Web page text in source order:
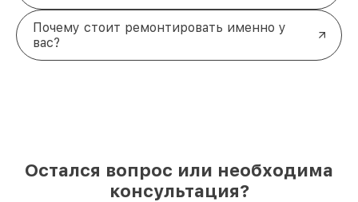
Почему стоит ремонтировать именно у
вас?
Остался вопрос или необходима
консультация?